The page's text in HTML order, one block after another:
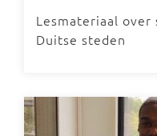
Lesmateriaal
Duitse steden